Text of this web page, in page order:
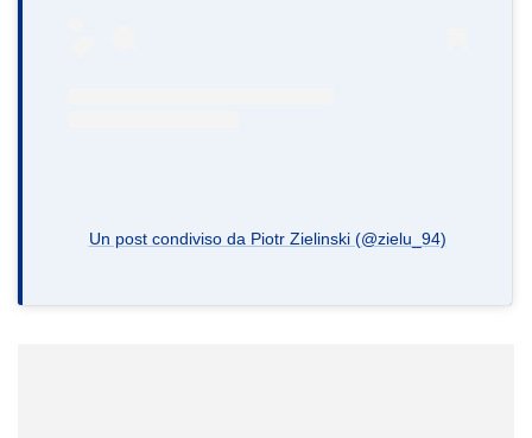
Un post condiviso da Piotr Zielinski (@zielu_94)